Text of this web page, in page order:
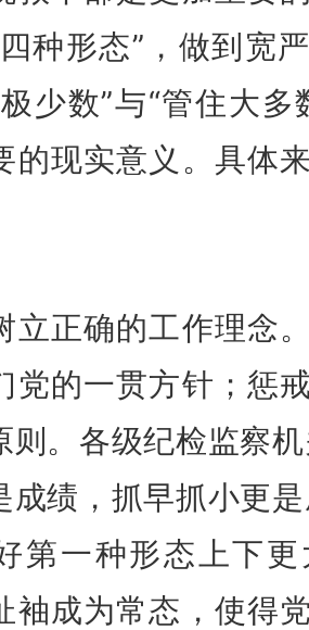
种形态”，做到宽
少数”与“管住大
的现实意义。具体
正确的工作理念。
党的一贯方针；惩
则。各级纪检监察
成绩，抓早抓小更
第一种形态上下
袖成为常态，使得